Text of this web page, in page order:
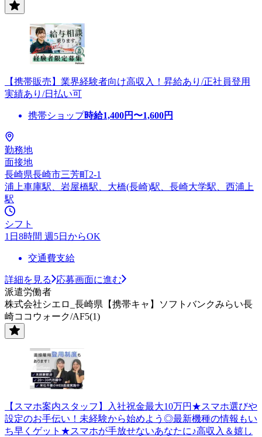
【携帯販売】業界経験者向け高収入！昇給あり/正社員登用
実績あり/日払い可
携帯ショップ時給1,400円〜1,600円
勤務地
面接地
長崎県長崎市三芳町2-1
浦上車庫駅、岩屋橋駅、大橋(長崎)駅、長崎大学駅、西浦上
駅
シフト
1日8時間 週5日からOK
交通費支給
詳細を見る
応募画面に進む
派遣労働者
株式会社シエロ_長崎県【携帯キャ】ソフトバンクみらい長
崎ココウォーク/AF5(1)
【スマホ案内スタッフ】入社祝金最大10万円★スマホ選びや
設定のお手伝い！未経験から始めよう◎最新機種の情報もい
ち早くゲット★スマホが手放せないあなたに♪高収入＆嬉し